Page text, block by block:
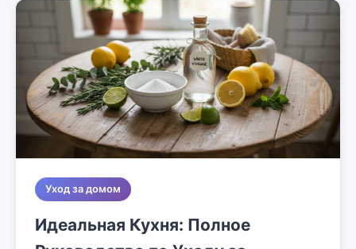
Уход за домом
Идеальная Кухня: Полное